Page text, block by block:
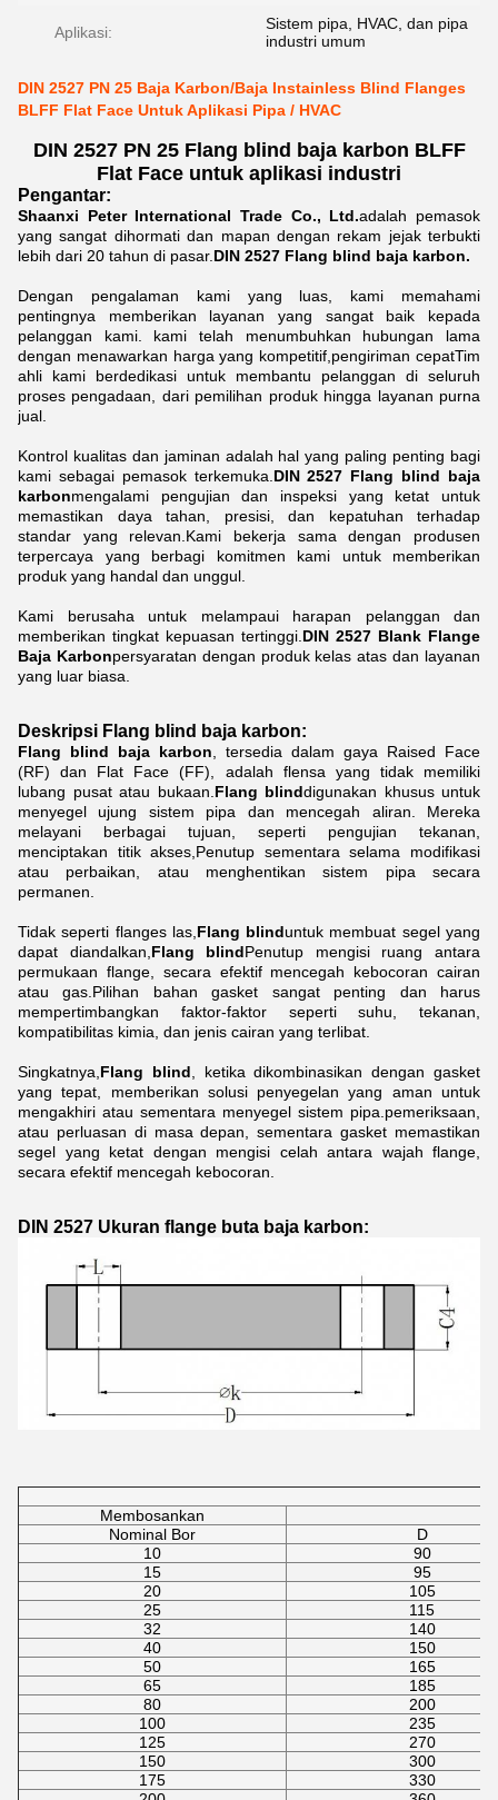
Aplikasi:
Sistem pipa, HVAC, dan pipa
industri umum
DIN 2527 PN 25 Baja Karbon/Baja Instainless Blind Flanges
BLFF Flat Face Untuk Aplikasi Pipa / HVAC
DIN 2527 PN 25 Flang blind baja karbon BLFF
Flat Face untuk aplikasi industri
Pengantar:
Shaanxi Peter International Trade Co., Ltd.adalah pemasok
yang sangat dihormati dan mapan dengan rekam jejak terbukti
lebih dari 20 tahun di pasar. DIN 2527 Flang blind baja karbon.
Dengan pengalaman kami yang luas, kami memahami
pentingnya memberikan layanan yang sangat baik kepada
pelanggan kami. kami telah menumbuhkan hubungan lama
dengan menawarkan harga yang kompetitif,pengiriman cepatTim
ahli kami berdedikasi untuk membantu pelanggan di seluruh
proses pengadaan, dari pemilihan produk hingga layanan purna
jual.
Kontrol kualitas dan jaminan adalah hal yang paling penting bagi
kami sebagai pemasok terkemuka. DIN 2527 Flang blind baja
karbonmengalami pengujian dan inspeksi yang ketat untuk
memastikan daya tahan, presisi, dan kepatuhan terhadap
standar yang relevan.Kami bekerja sama dengan produsen
terpercaya yang berbagi komitmen kami untuk memberikan
produk yang handal dan unggul.
Kami berusaha untuk melampaui harapan pelanggan dan
memberikan tingkat kepuasan tertinggi. DIN 2527 Blank Flange
Baja Karbonpersyaratan dengan produk kelas atas dan layanan
yang luar biasa.
Deskripsi Flang blind baja karbon:
Flang blind baja karbon , tersedia dalam gaya Raised Face
(RF) dan Flat Face (FF), adalah flensa yang tidak memiliki
lubang pusat atau bukaan. Flang blinddigunakan khusus untuk
menyegel ujung sistem pipa dan mencegah aliran. Mereka
melayani berbagai tujuan, seperti pengujian tekanan,
menciptakan titik akses,Penutup sementara selama modifikasi
atau perbaikan, atau menghentikan sistem pipa secara
permanen.
Tidak seperti flanges las, Flang blinduntuk membuat segel yang
dapat diandalkan, Flang blindPenutup mengisi ruang antara
permukaan flange, secara efektif mencegah kebocoran cairan
atau gas.Pilihan bahan gasket sangat penting dan harus
mempertimbangkan faktor-faktor seperti suhu, tekanan,
kompatibilitas kimia, dan jenis cairan yang terlibat.
Singkatnya, Flang blind , ketika dikombinasikan dengan gasket
yang tepat, memberikan solusi penyegelan yang aman untuk
mengakhiri atau sementara menyegel sistem pipa.pemeriksaan,
atau perluasan di masa depan, sementara gasket memastikan
segel yang ketat dengan mengisi celah antara wajah flange,
secara efektif mencegah kebocoran.
DIN 2527 Ukuran flange buta baja karbon:
Membosankan
Nominal Bor
D
10
90
15
95
20
105
25
115
32
140
40
150
50
165
65
185
80
200
100
235
125
270
150
300
175
330